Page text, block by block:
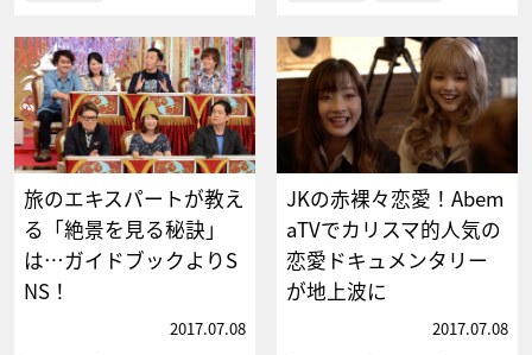
旅のエキスパートが教え
る「絶景を見る秘訣」
は…ガイドブックよりS
NS！
2017.07.08
JKの赤裸々恋愛！Abem
aTVでカリスマ的人気の
恋愛ドキュメンタリー
が地上波に
2017.07.08